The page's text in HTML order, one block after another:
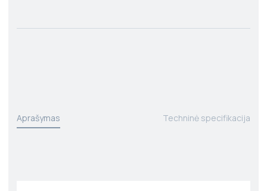
Aprašymas Techninė specifikacija